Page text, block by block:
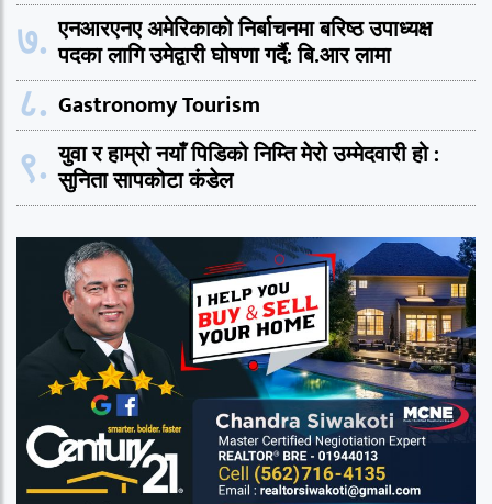
७. एनआरएनए अमेरिकाको निर्बाचनमा बरिष्ठ उपाध्यक्ष
पदका लागि उमेद्वारी घोषणा गर्दै: बि.आर लामा
८. Gastronomy Tourism
९. युवा र हाम्रो नयाँ पिडिको निम्ति मेरो उम्मेदवारी हो :
सुनिता सापकोटा कंडेल